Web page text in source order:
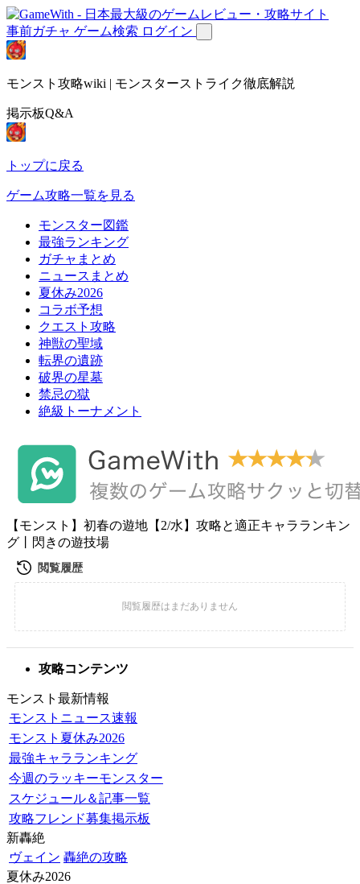
事前ガチャ ゲーム検索 ログイン
モンスト攻略wiki | モンスターストライク徹底解説
掲示板Q&A
トップに戻る
ゲーム攻略一覧を見る
モンスター図鑑
最強ランキング
ガチャまとめ
ニュースまとめ
夏休み2026
コラボ予想
クエスト攻略
神獣の聖域
転界の遺跡
破界の星墓
禁忌の獄
絶級トーナメント
【モンスト】初春の遊地【2/水】攻略と適正キャラランキン
グ丨閃きの遊技場
攻略コンテンツ
モンスト最新情報
モンストニュース速報
モンスト夏休み2026
最強キャラランキング
今週のラッキーモンスター
スケジュール＆記事一覧
攻略フレンド募集掲示板
新轟絶
ヴェイン 轟絶の攻略
夏休み2026